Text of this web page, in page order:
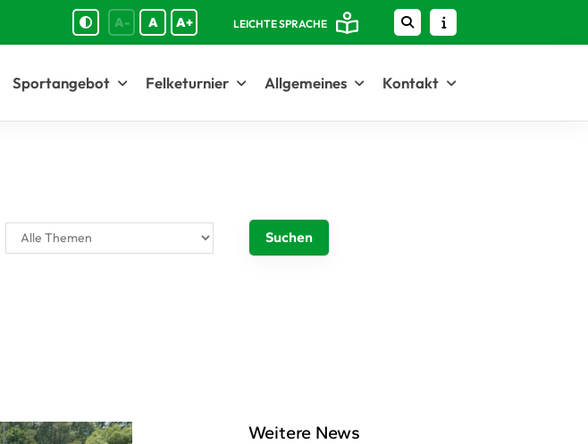
A- A A+ LEICHTE SPRACHE
Sportangebot Felketurnier Allgemeines Kontakt
Weitere News